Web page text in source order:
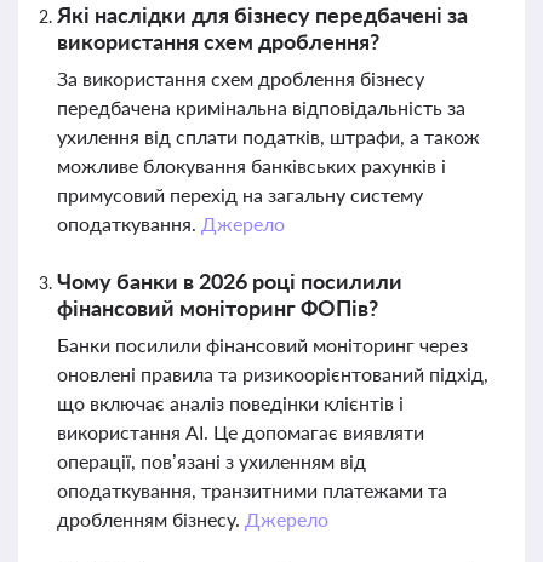
Які наслідки для бізнесу передбачені за
використання схем дроблення?
За використання схем дроблення бізнесу
передбачена кримінальна відповідальність за
ухилення від сплати податків, штрафи, а також
можливе блокування банківських рахунків і
примусовий перехід на загальну систему
оподаткування. Джерело
Чому банки в 2026 році посилили
фінансовий моніторинг ФОПів?
Банки посилили фінансовий моніторинг через
оновлені правила та ризикоорієнтований підхід,
що включає аналіз поведінки клієнтів і
використання AI. Це допомагає виявляти
операції, пов’язані з ухиленням від
оподаткування, транзитними платежами та
дробленням бізнесу. Джерело